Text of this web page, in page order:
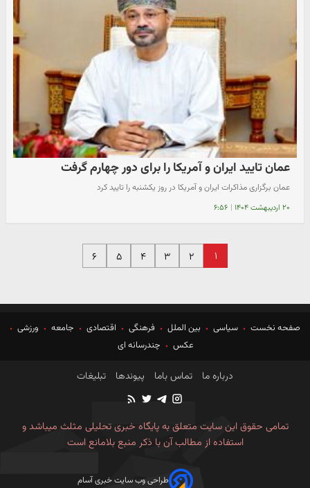
عمان تایید ایران و آمریکا را برای دور چهارم گرفت
عمان برگزاری مذاکرات ایران و آمریکا در روز یکشنبه را تایید کرد
۲۰ اردیبهشت ۱۴۰۴ | ۶:۵۶
۱ ۲ ۳ ۴ ۵ ۶
صفحه نخست سیاسی بین الملل فرهنگی اقتصادی جامعه
ورزشی
عکس
چندرسانه ای
درباره ما تماس باما پیوندها تبلیغات
تمامی حقوق این سایت متعلق به پایگاه خبری تحلیلی مثلث میباشد و
استفاده از مطالب آن با ذکر منبع بلامانع است
طراحی وب سایت خبری آسام